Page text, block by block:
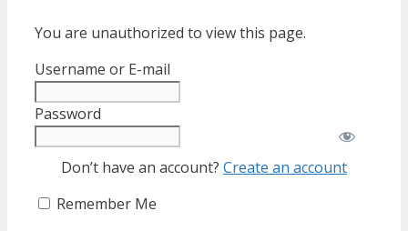
You are unauthorized to view this page.
Username or E-mail
Password
Don’t have an account? Create an account
Remember Me